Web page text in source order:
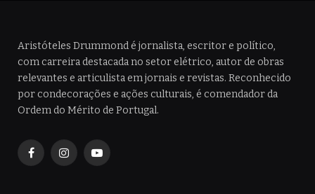
Aristóteles Drummond é jornalista, escritor e político,
com carreira destacada no setor elétrico, autor de obras
relevantes e articulista em jornais e revistas. Reconhecido
por condecorações e ações culturais, é comendador da
Ordem do Mérito de Portugal.
FacebookInstagramYouTube